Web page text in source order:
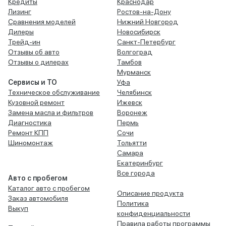
Лизинг
Сравнения моделей
Дилеры
Трейд-ин
Отзывы об авто
Отзывы о дилерах
Сервисы и ТО
Техническое обслуживание
Кузовной ремонт
Замена масла и фильтров
Диагностика
Ремонт КПП
Шиномонтаж
Авто с пробегом
Каталог авто с пробегом
Заказ автомобиля
Выкуп
Ростов-на-Дону
Нижний Новгород
Новосибирск
Санкт-Петербург
Волгоград
Тамбов
Мурманск
Уфа
Челябинск
Ижевск
Воронеж
Пермь
Сочи
Тольятти
Самара
Екатеринбург
Все города
Описание продукта
Политика
конфиденциальности
Правила работы программы